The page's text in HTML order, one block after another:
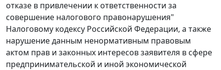
отказе в привлечении к ответственности за
совершение налогового правонарушения"
Налоговому кодексу Российской Федерации, а также
нарушение данным ненормативным правовым
актом прав и законных интересов заявителя в сфере
предпринимательской и иной экономической